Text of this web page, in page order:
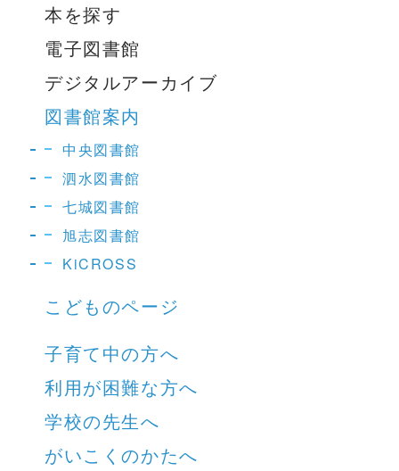
本を探す
電子図書館
デジタルアーカイブ
図書館案内
中央図書館
泗水図書館
七城図書館
旭志図書館
KiCROSS
こどものページ
子育て中の方へ
利用が困難な方へ
学校の先生へ
がいこくのかたへ